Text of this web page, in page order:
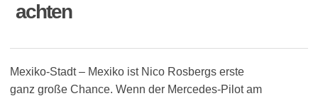
achten
Mexiko-Stadt – Mexiko ist Nico Rosbergs erste
ganz große Chance. Wenn der Mercedes-Pilot am